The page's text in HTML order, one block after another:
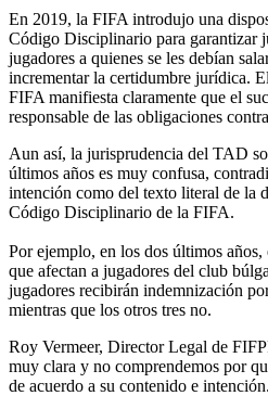
En 2019, la FIFA introdujo una
Código Disciplinario para garantizar
jugadores a quienes se les debían
incrementar la certidumbre jurídica.
FIFA manifiesta claramente que el
responsable de las obligaciones
Aun así, la jurisprudencia del TAD
últimos años es muy confusa,
intención como del texto literal de la
Código Disciplinario de la FIFA.
Por ejemplo, en los dos últimos
que afectan a jugadores del club
jugadores recibirán indemnización
mientras que los otros tres no.
Roy Vermeer, Director Legal de
muy clara y no comprendemos por
de acuerdo a su contenido e intención.